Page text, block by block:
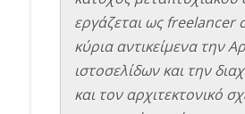
εργάζεται ως freelancer
κύρια αντικείμενα την
ιστοσελίδων και την
και τον αρχιτεκτονικό